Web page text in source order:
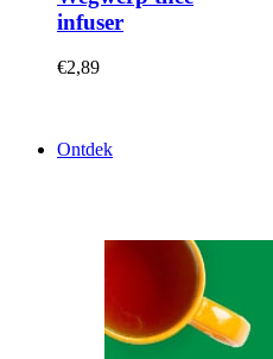
infuser
€2,89
Ontdek